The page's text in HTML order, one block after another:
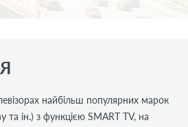
найбільш популярних марок
та ін.) з функцією SMART TV, на